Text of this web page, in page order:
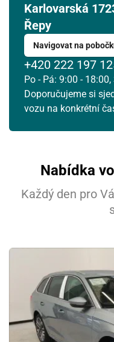
Karlovarská
Řepy
Navigovat na
+420 222 197
Po - Pá: 9:00 -
Doporučujeme si
vozu na konkrétní
Nabídka
Každý den pro